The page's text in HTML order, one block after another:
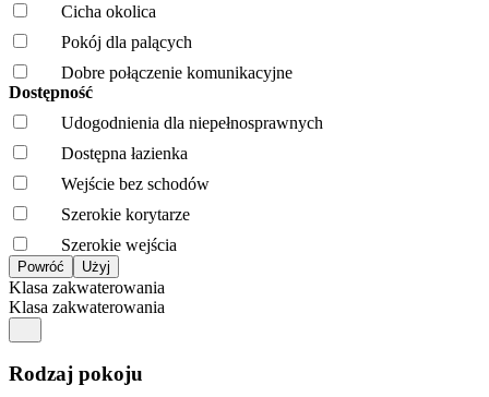
Cicha okolica
Pokój dla palących
Dobre połączenie komunikacyjne
Dostępność
Udogodnienia dla niepełnosprawnych
Dostępna łazienka
Wejście bez schodów
Szerokie korytarze
Szerokie wejścia
Klasa zakwaterowania
Klasa zakwaterowania
Rodzaj pokoju